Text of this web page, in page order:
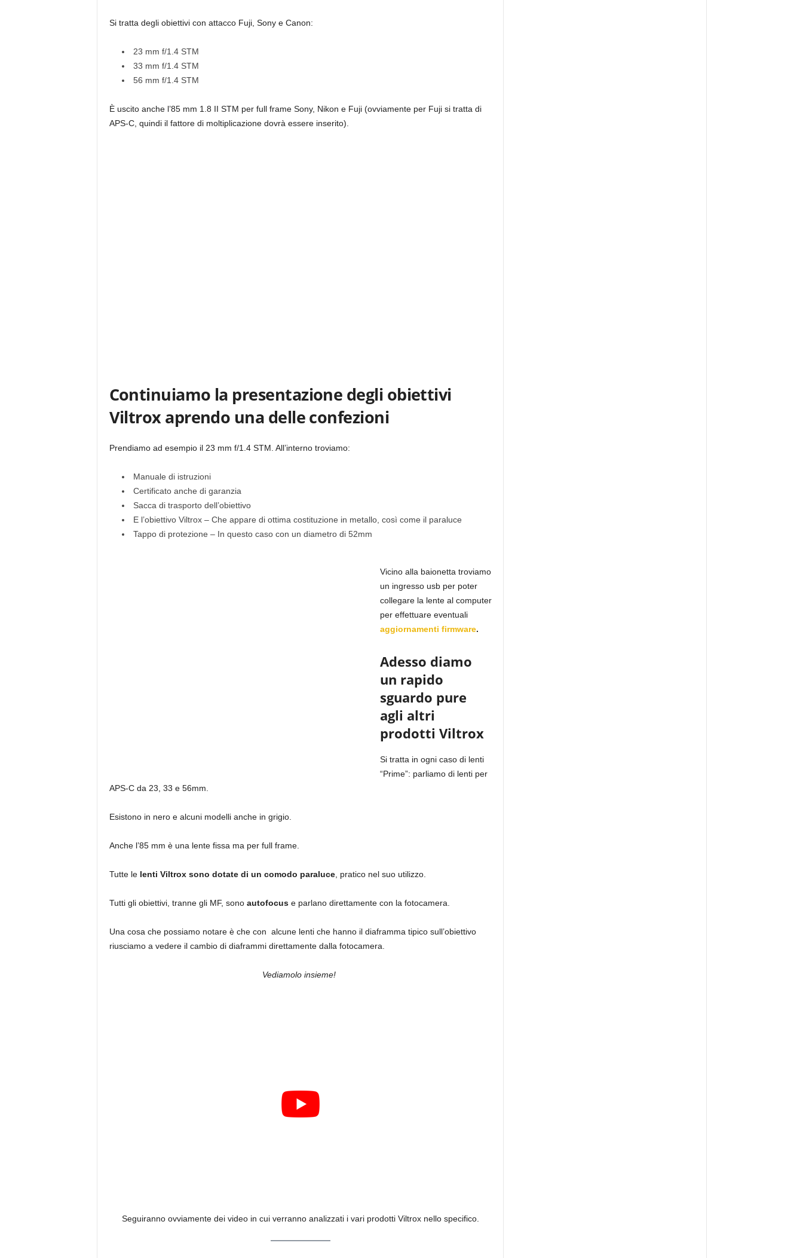
Si tratta degli obiettivi con attacco Fuji, Sony e Canon:
23 mm f/1.4 STM
33 mm f/1.4 STM
56 mm f/1.4 STM
È uscito anche l’85 mm 1.8 II STM per full frame Sony, Nikon e Fuji (ovviamente per Fuji si tratta di
APS-C, quindi il fattore di moltiplicazione dovrà essere inserito).
Continuiamo la presentazione degli obiettivi
Viltrox aprendo una delle confezioni
Prendiamo ad esempio il 23 mm f/1.4 STM. All’interno troviamo:
Manuale di istruzioni
Certificato anche di garanzia
Sacca di trasporto dell’obiettivo
E l’obiettivo Viltrox – Che appare di ottima costituzione in metallo, così come il paraluce
Tappo di protezione – In questo caso con un diametro di 52mm
Vicino alla baionetta troviamo
un ingresso usb per poter
collegare la lente al computer
per effettuare eventuali
aggiornamenti firmware.
Adesso diamo
un rapido
sguardo pure
agli altri
prodotti Viltrox
Si tratta in ogni caso di lenti
“Prime”: parliamo di lenti per
APS-C da 23, 33 e 56mm.
Esistono in nero e alcuni modelli anche in grigio.
Anche l’85 mm è una lente fissa ma per full frame.
Tutte lelenti Viltrox sono dotate di un comodo paraluce, pratico nel suo utilizzo.
Tutti gli obiettivi, tranne gli MF, sonoautofocus e parlano direttamente con la fotocamera.
Una cosa che possiamo notare è che con alcune lenti che hanno il diaframma tipico sull’obiettivo
riusciamo a vedere il cambio di diaframmi direttamente dalla fotocamera.
Vediamolo insieme!
Seguiranno ovviamente dei video in cui verranno analizzati i vari prodotti Viltrox nello specifico.